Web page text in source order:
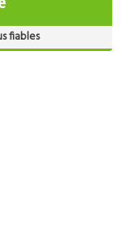
fiables